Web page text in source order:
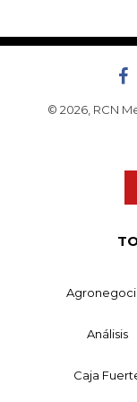
© 2026, RCN
Análisis
Caja